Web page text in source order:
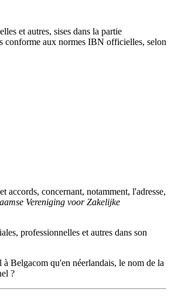
et autres, sises dans la partie
conforme aux normes IBN officielles, selon
concernant, notamment, l'adresse,
Vereniging voor Zakelijke
professionnelles et autres dans son
Belgacom qu'en néerlandais, le nom de la
?